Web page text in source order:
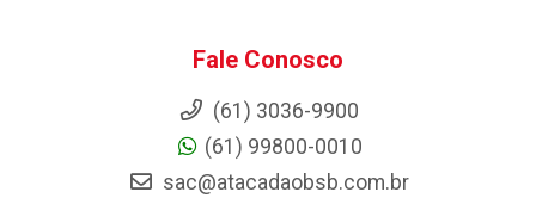
Fale Conosco
(61) 3036-9900
(61) 99800-0010
sac@atacadaobsb.com.br